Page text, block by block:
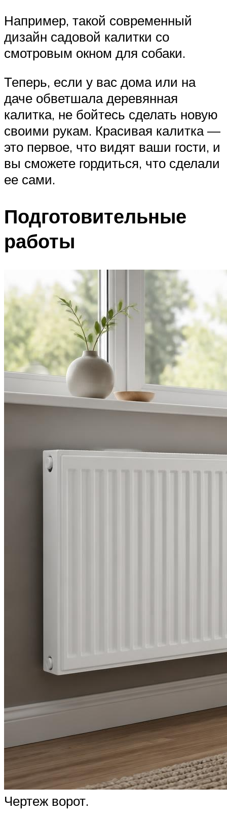
Например, такой современный
дизайн садовой калитки со
смотровым окном для собаки.
Теперь, если у вас дома или на
даче обветшала деревянная
калитка, не бойтесь сделать новую
своими рукам. Красивая калитка —
это первое, что видят ваши гости, и
вы сможете гордиться, что сделали
ее сами.
Подготовительные
работы
Чертеж ворот.